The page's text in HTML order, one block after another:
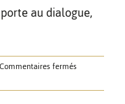
au dialogue,
Commentaires ferméssur
dans